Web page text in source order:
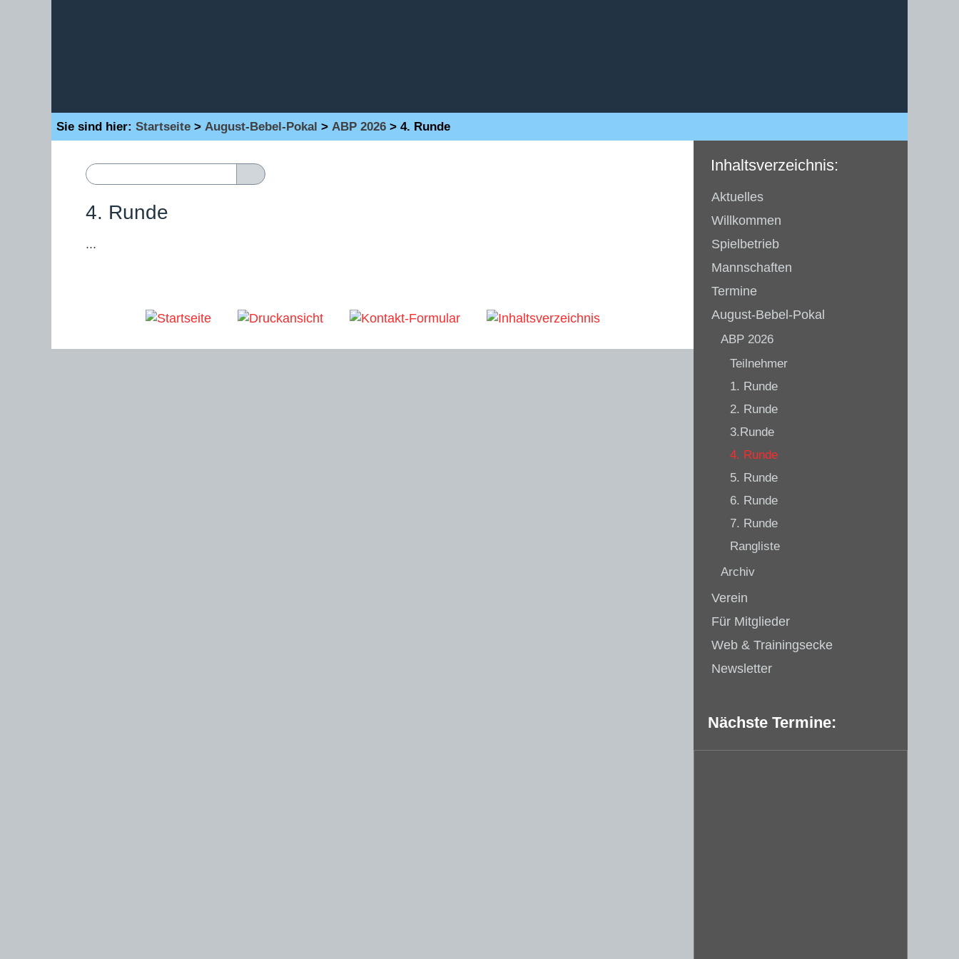
Sie sind hier: Startseite > August-Bebel-Pokal > ABP 2026 > 4. Runde
4. Runde
...
Inhaltsverzeichnis:
Aktuelles
Willkommen
Spielbetrieb
Mannschaften
Termine
August-Bebel-Pokal
ABP 2026
Teilnehmer
1. Runde
2. Runde
3.Runde
4. Runde
5. Runde
6. Runde
7. Runde
Rangliste
Archiv
Verein
Für Mitglieder
Web & Trainingsecke
Newsletter
Nächste Termine: